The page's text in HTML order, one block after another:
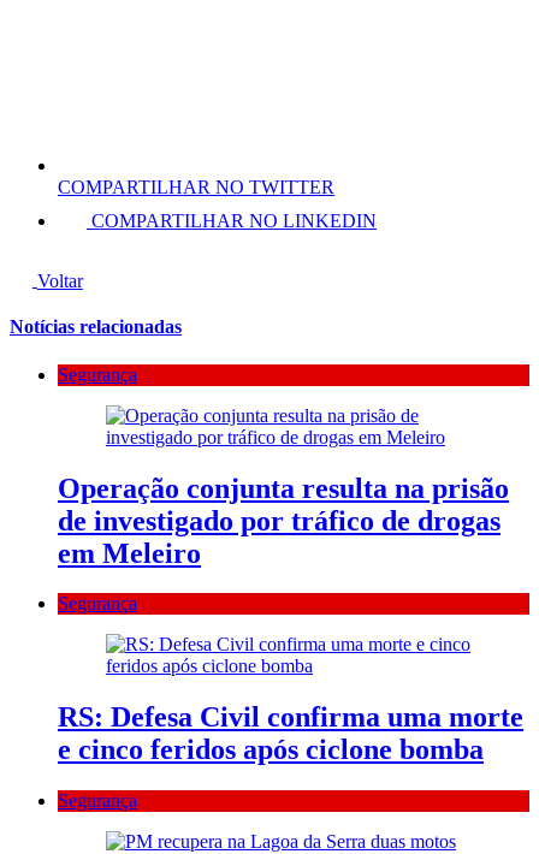
COMPARTILHAR NO TWITTER
COMPARTILHAR NO LINKEDIN
Voltar
Notícias relacionadas
Segurança
Operação conjunta resulta na prisão
de investigado por tráfico de drogas
em Meleiro
Segurança
RS: Defesa Civil confirma uma morte
e cinco feridos após ciclone bomba
Segurança